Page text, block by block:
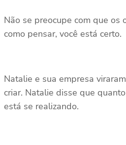
Não se preocupe com que os
como pensar, você está certo.
Natalie e sua empresa
criar. Natalie disse que
está se realizando.